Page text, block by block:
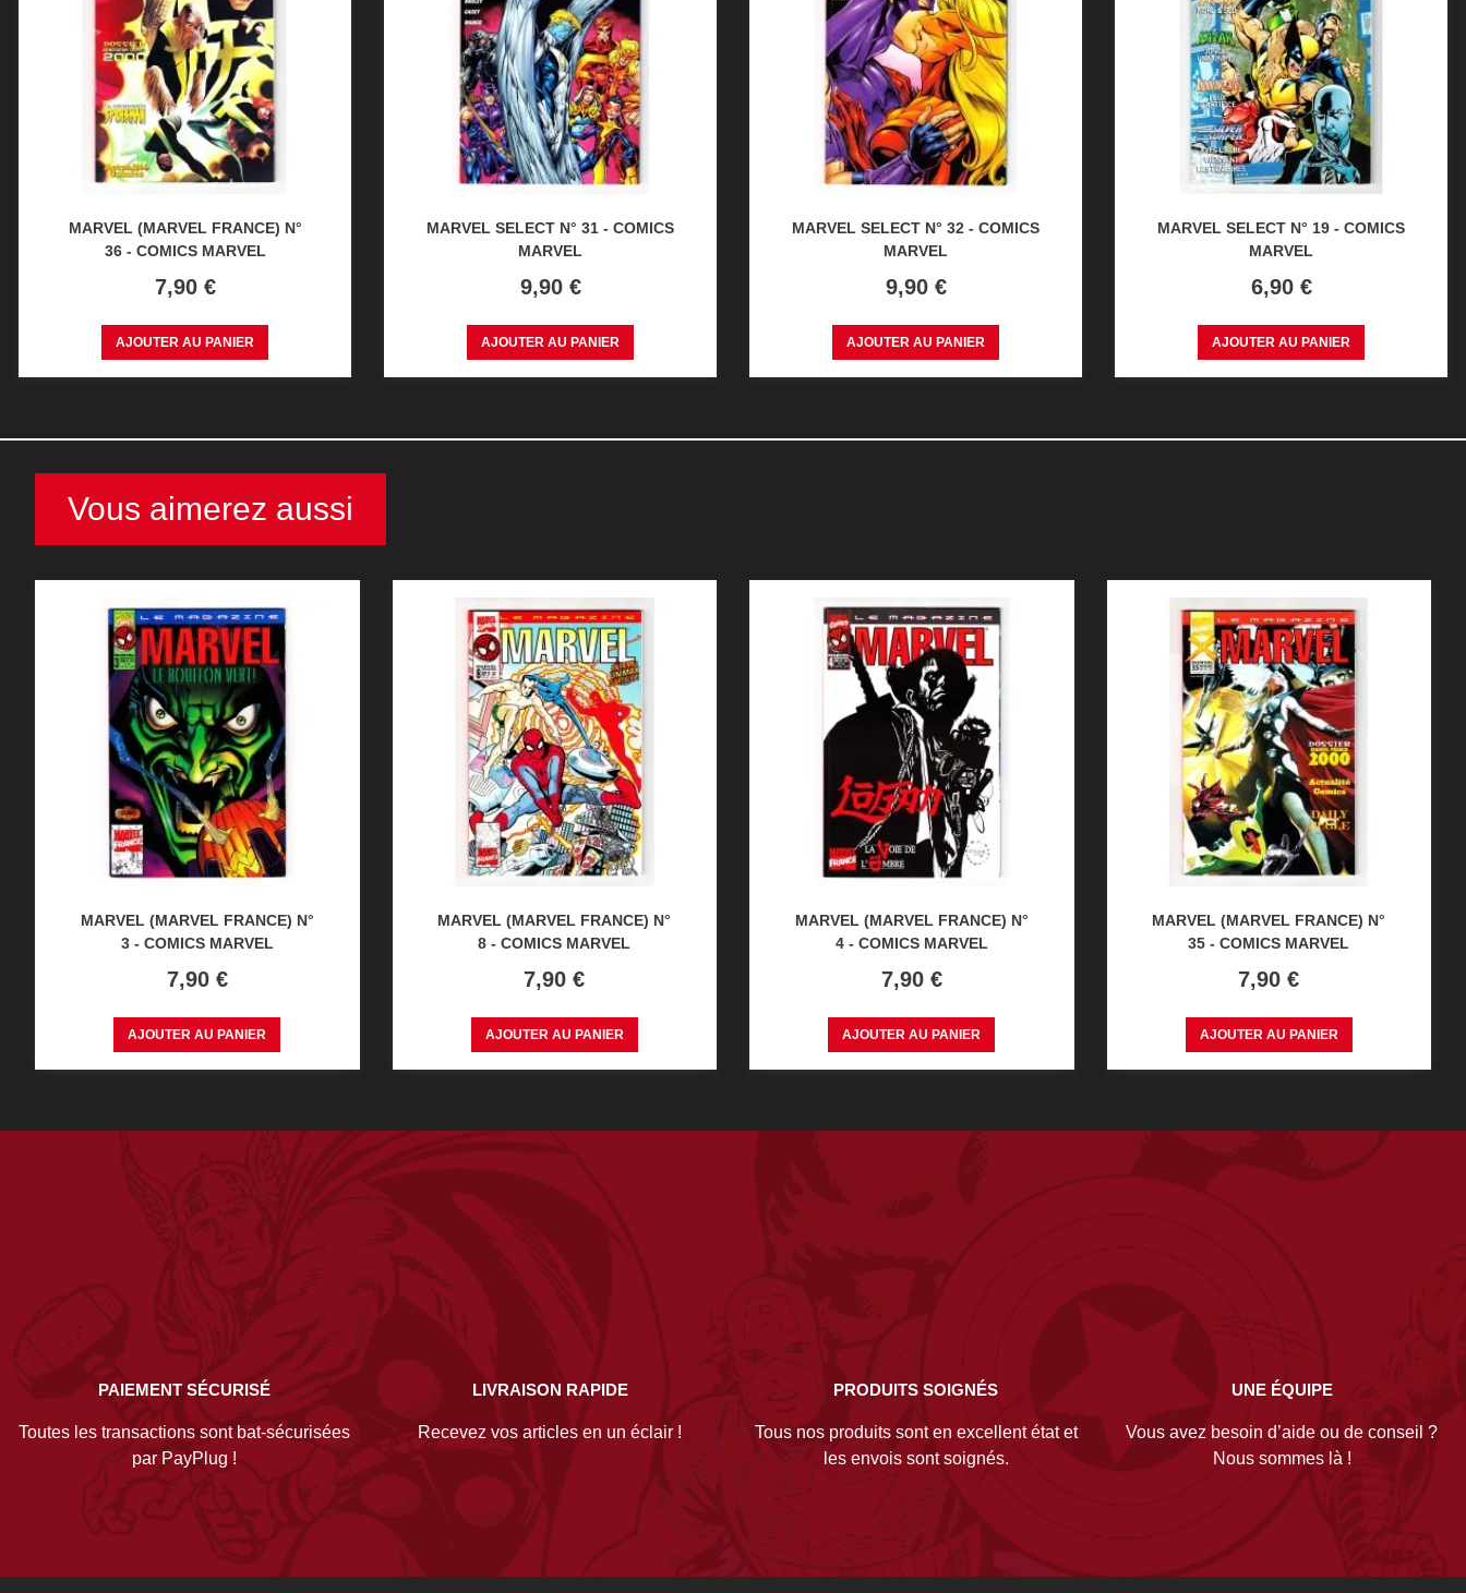
MARVEL (MARVEL FRANCE) N°
36 - COMICS MARVEL
Prix
7,90 €
AJOUTER AU PANIER
MARVEL SELECT N° 31 - COMICS
MARVEL
Prix
9,90 €
AJOUTER AU PANIER
MARVEL SELECT N° 32 - COMICS
MARVEL
Prix
9,90 €
AJOUTER AU PANIER
MARVEL SELECT N° 19 - COMICS
MARVEL
Prix
6,90 €
AJOUTER AU PANIER
Vous aimerez aussi
MARVEL (MARVEL FRANCE) N°
3 - COMICS MARVEL
Prix
7,90 €
AJOUTER AU PANIER
MARVEL (MARVEL FRANCE) N°
8 - COMICS MARVEL
Prix
7,90 €
AJOUTER AU PANIER
MARVEL (MARVEL FRANCE) N°
4 - COMICS MARVEL
Prix
7,90 €
AJOUTER AU PANIER
MARVEL (MARVEL FRANCE) N°
35 - COMICS MARVEL
Prix
7,90 €
AJOUTER AU PANIER
PAIEMENT SÉCURISÉ
Toutes les transactions sont bat-sécurisées
par PayPlug !
LIVRAISON RAPIDE
Recevez vos articles en un éclair !
PRODUITS SOIGNÉS
Tous nos produits sont en excellent état et
les envois sont soignés.
UNE ÉQUIPE
Vous avez besoin d’aide ou de conseil ?
Nous sommes là !